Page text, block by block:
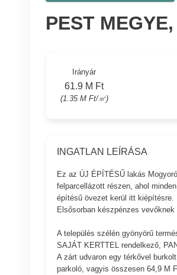
PEST
Irányár
61.9 M Ft
(1.35 M Ft/㎡)
INGATLAN LEÍRÁSA
Ez az ÚJ ÉPÍTÉSŰ lakás
felparcellázott részen, ahol
építésű övezet kerül itt kiépítésre.
Elsősorban készpénzes
A település szélén gyönyörű
SAJÁT KERTTEL rendelkező,
A zárt udvaron egy térkővel
parkoló, vagyis összesen 64,9 M